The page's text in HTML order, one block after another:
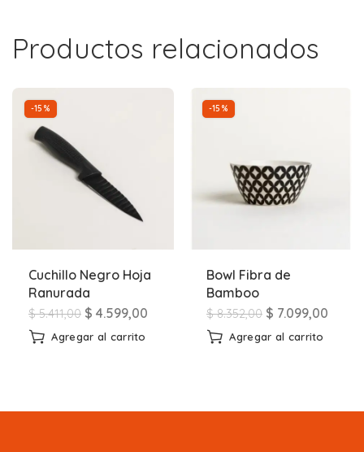
Productos relacionados
-15%
Cuchillo Negro Hoja
Ranurada
$5.411,00 $ 4.599,00
Agregar al carrito
-15%
Bowl Fibra de
Bamboo
$8.352,00 $ 7.099,00
Agregar al carrito